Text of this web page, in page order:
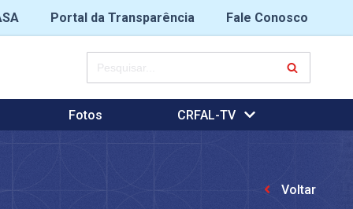
Portal da Transparência
Fale Conosco
Fotos CRFAL-TV
Voltar